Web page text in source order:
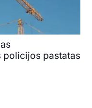
policijos pastatas